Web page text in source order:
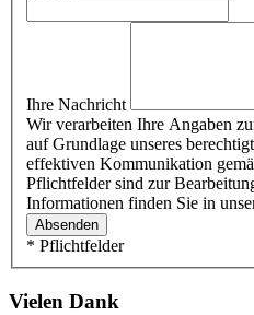
Ihre Nachricht
Wir verarbeiten Ihre Angaben
auf Grundlage unseres
effektiven Kommunikation
Pflichtfelder sind zur
Informationen finden Sie in
Absenden
* Pflichtfelder
Vielen Dank